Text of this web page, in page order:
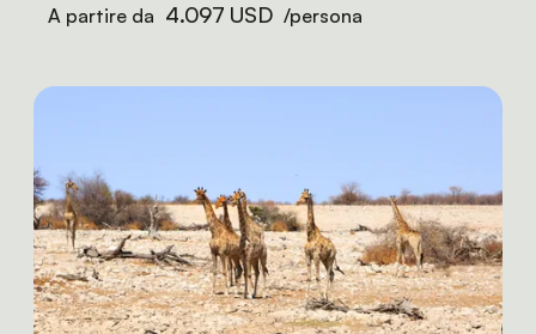
A partire da 4.097 USD /persona